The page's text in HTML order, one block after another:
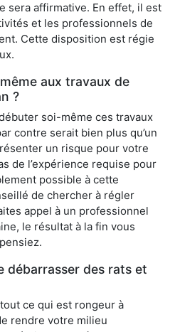
sera affirmative. En effet, il est
et les professionnels de
Cette disposition est régie
aux travaux de
?
soi-même ces travaux
contre serait bien plus qu’un
un risque pour votre
de l’expérience requise pour
possible à cette
de chercher à régler
appel à un professionnel
le résultat à la fin vous
débarrasser des rats et
tout ce qui est rongeur à
rendre votre milieu